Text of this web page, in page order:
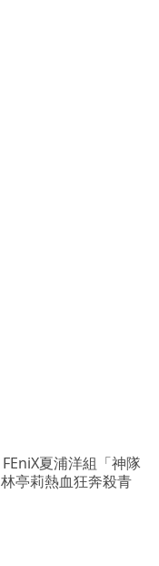
夏浦洋組「神隊
亭莉熱血狂奔殺青